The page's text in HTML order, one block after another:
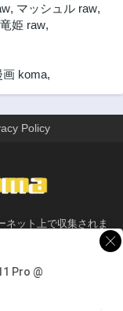
, マッシュル raw,
姫 raw,
画 koma,
Policy
ネット上で収集されま
いないか、責任を負いま
じて、すぐに検討して削